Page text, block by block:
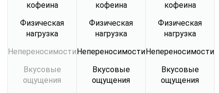
кофеина
Физическая
нагрузка
Непереносимости
Вкусовые
ощущения
кофеина
Физическая
нагрузка
Непереносимости
Вкусовые
ощущения
кофеина
Физическая
нагрузка
Непереносимости
Вкусовые
ощущения